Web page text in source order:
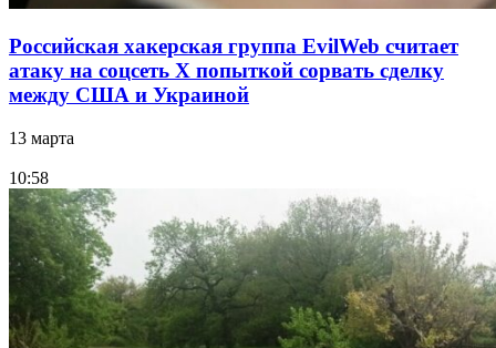
Российская хакерская группа EvilWeb считает
атаку на соцсеть Х попыткой сорвать сделку
между США и Украиной
13 марта
10:58